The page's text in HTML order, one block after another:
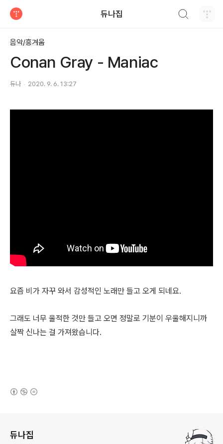
듀나집
음악/흥겨움
Conan Gray - Maniac
듀나 2020. 9. 6. 13:27
요즘 비가 자꾸 와서 감성적인 노래만 들고 오게 되네요.
그래도 너무 울적한 것만 들고 오면 정말로 기분이 우울해지니까
살짝 신나는 걸 가져왔습니다.
듀나집